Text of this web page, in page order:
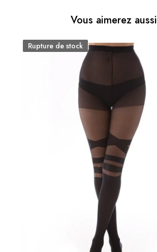
Vous aimerez aussi
Rupture de stock